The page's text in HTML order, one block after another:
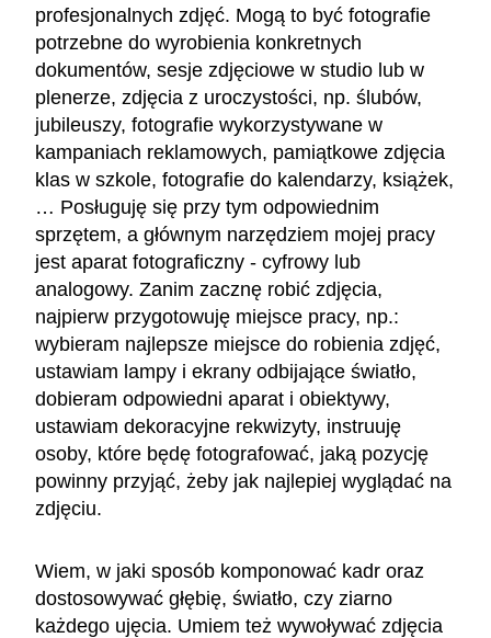
profesjonalnych zdjęć. Mogą to być fotografie
potrzebne do wyrobienia konkretnych
dokumentów, sesje zdjęciowe w studio lub w
plenerze, zdjęcia z uroczystości, np. ślubów,
jubileuszy, fotografie wykorzystywane w
kampaniach reklamowych, pamiątkowe zdjęcia
klas w szkole, fotografie do kalendarzy, książek,
… Posługuję się przy tym odpowiednim
sprzętem, a głównym narzędziem mojej pracy
jest aparat fotograficzny - cyfrowy lub
analogowy. Zanim zacznę robić zdjęcia,
najpierw przygotowuję miejsce pracy, np.:
wybieram najlepsze miejsce do robienia zdjęć,
ustawiam lampy i ekrany odbijające światło,
dobieram odpowiedni aparat i obiektywy,
ustawiam dekoracyjne rekwizyty, instruuję
osoby, które będę fotografować, jaką pozycję
powinny przyjąć, żeby jak najlepiej wyglądać na
zdjęciu.
Wiem, w jaki sposób komponować kadr oraz
dostosowywać głębię, światło, czy ziarno
każdego ujęcia. Umiem też wywoływać zdjęcia